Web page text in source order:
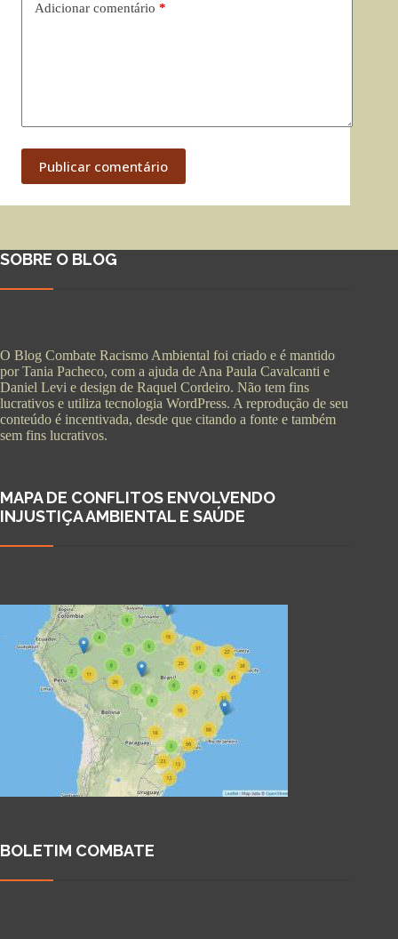
Adicionar comentário *
Publicar comentário
SOBRE O BLOG
O Blog Combate Racismo Ambiental foi criado e é mantido
por Tania Pacheco, com a ajuda de Ana Paula Cavalcanti e
Daniel Levi e design de Raquel Cordeiro. Não tem fins
lucrativos e utiliza tecnologia WordPress. A reprodução de seu
conteúdo é incentivada, desde que citando a fonte e também
sem fins lucrativos.
MAPA DE CONFLITOS ENVOLVENDO
INJUSTIÇA AMBIENTAL E SAÚDE
BOLETIM COMBATE